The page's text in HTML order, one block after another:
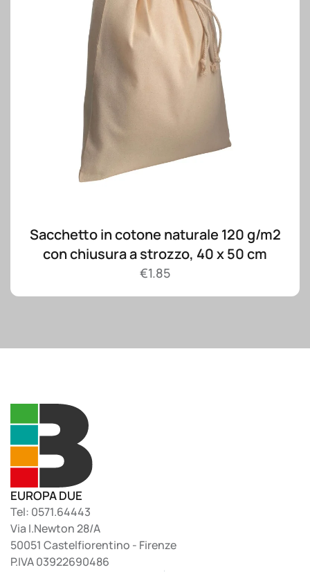
Sacchetto in cotone naturale 120 g/m2
con chiusura a strozzo, 40 x 50 cm
€1.85
EUROPA DUE
Tel: 0571.64443
Via I.Newton 28/A
50051 Castelfiorentino - Firenze
P.IVA 03922690486